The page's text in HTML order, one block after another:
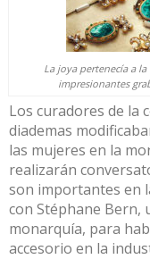
La joya pertenecía a
impresionantes
Los curadores de la
diademas
las mujeres en la
realizarán
son importantes en
con Stéphane Bern,
monarquía, para
accesorio en la